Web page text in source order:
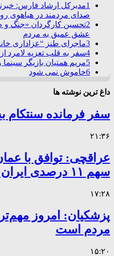
1مدیرکل ارشاد فارس:
صدای مردمند در هیاهوی
2تحسین کارگردان «جنگ و
عشق عمیق به مردم
3ماجرای طنز “عزاداری
4سفر به قلب تعزیه لامرد از نگاه ۱۳
5مریم همتیان بازیگر
6خاموش نمی شود
داغ ترین نوشته ها
سفر فرمانده سنتکام
۲۱:۳۶
عراقچی: توافق با
سهم ۱۱ درصدی ایران از خزر
۱۷:۲۸
پزشکیان: امروز
مردم است
۱۵:۲۰